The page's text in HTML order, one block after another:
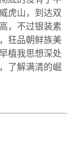
虎山，到达双
，不过银装素
狂品朝鲜族美
植我思想深处
了解满清的崛